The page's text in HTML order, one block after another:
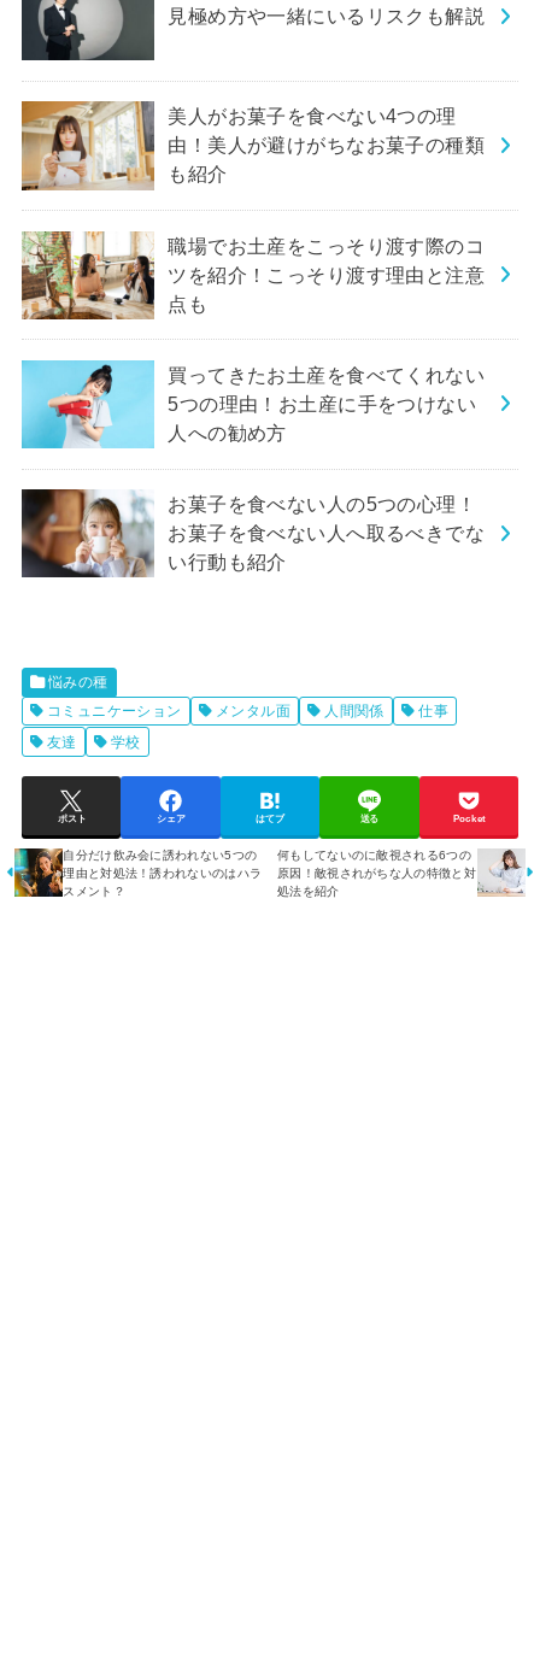
見極め方や一緒にいるリスクも解説
美人がお菓子を食べない4つの理
由！美人が避けがちなお菓子の種類
も紹介
職場でお土産をこっそり渡す際のコ
ツを紹介！こっそり渡す理由と注意
点も
買ってきたお土産を食べてくれない
5つの理由！お土産に手をつけない
人への勧め方
お菓子を食べない人の5つの心理！
お菓子を食べない人へ取るべきでな
い行動も紹介
悩みの種
コミュニケーション
メンタル面 人間関係
仕事
友達
学校
ポスト シェア はてブ 送る Pocket
自分だけ飲み会に誘われない5つの
理由と対処法！誘われないのはハラ
スメント？
何もしてないのに敵視される6つの
原因！敵視されがちな人の特徴と対
処法を紹介